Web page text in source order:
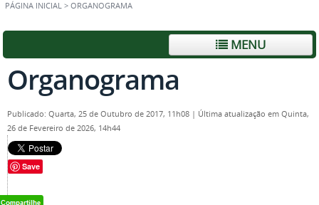
PÁGINA INICIAL > ORGANOGRAMA
MENU
Organograma
Publicado: Quarta, 25 de Outubro de 2017, 11h08 | Última atualização em Quinta,
26 de Fevereiro de 2026, 14h44
Save